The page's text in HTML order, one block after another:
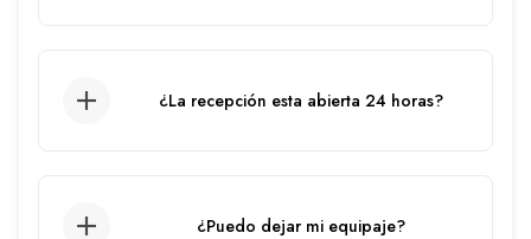
¿La recepción esta abierta 24 horas?
¿Puedo dejar mi equipaje?